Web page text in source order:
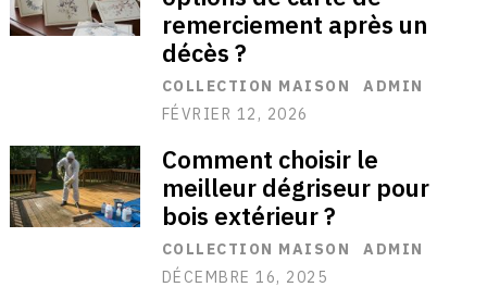
remerciement après un
décès ?
COLLECTION MAISON
ADMIN
FÉVRIER 12, 2026
Comment choisir le
meilleur dégriseur pour
bois extérieur ?
COLLECTION MAISON
ADMIN
DÉCEMBRE 16, 2025